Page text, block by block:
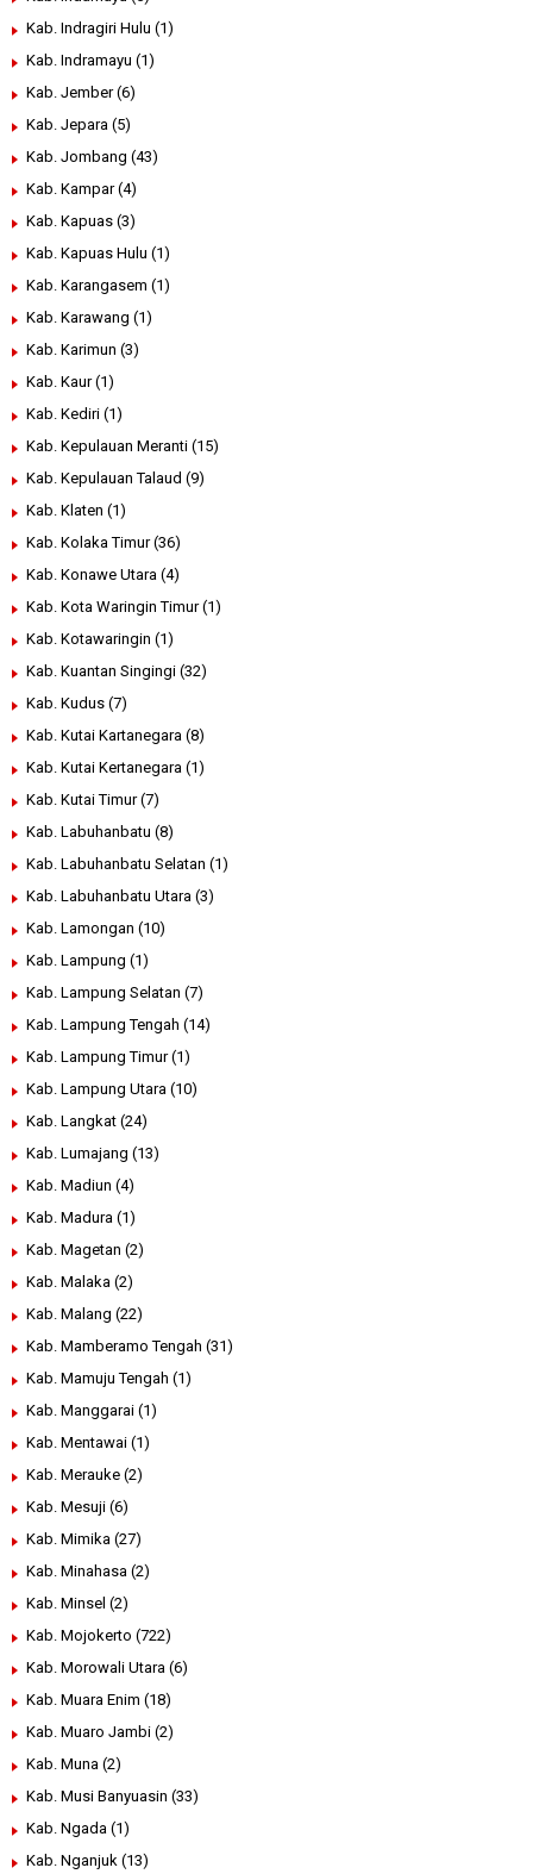
Kab. Indragiri Hulu (1)
Kab. Indramayu (1)
Kab. Jember (6)
Kab. Jepara (5)
Kab. Jombang (43)
Kab. Kampar (4)
Kab. Kapuas (3)
Kab. Kapuas Hulu (1)
Kab. Karangasem (1)
Kab. Karawang (1)
Kab. Karimun (3)
Kab. Kaur (1)
Kab. Kediri (1)
Kab. Kepulauan Meranti (15)
Kab. Kepulauan Talaud (9)
Kab. Klaten (1)
Kab. Kolaka Timur (36)
Kab. Konawe Utara (4)
Kab. Kota Waringin Timur (1)
Kab. Kotawaringin (1)
Kab. Kuantan Singingi (32)
Kab. Kudus (7)
Kab. Kutai Kartanegara (8)
Kab. Kutai Kertanegara (1)
Kab. Kutai Timur (7)
Kab. Labuhanbatu (8)
Kab. Labuhanbatu Selatan (1)
Kab. Labuhanbatu Utara (3)
Kab. Lamongan (10)
Kab. Lampung (1)
Kab. Lampung Selatan (7)
Kab. Lampung Tengah (14)
Kab. Lampung Timur (1)
Kab. Lampung Utara (10)
Kab. Langkat (24)
Kab. Lumajang (13)
Kab. Madiun (4)
Kab. Madura (1)
Kab. Magetan (2)
Kab. Malaka (2)
Kab. Malang (22)
Kab. Mamberamo Tengah (31)
Kab. Mamuju Tengah (1)
Kab. Manggarai (1)
Kab. Mentawai (1)
Kab. Merauke (2)
Kab. Mesuji (6)
Kab. Mimika (27)
Kab. Minahasa (2)
Kab. Minsel (2)
Kab. Mojokerto (722)
Kab. Morowali Utara (6)
Kab. Muara Enim (18)
Kab. Muaro Jambi (2)
Kab. Muna (2)
Kab. Musi Banyuasin (33)
Kab. Ngada (1)
Kab. Nganjuk (13)